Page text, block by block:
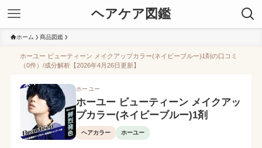
ヘアケア図鑑
ホーム 商品図鑑
ホーユー ビューティーン メイクアップカラー(ネイビーブルー)1剤の口コミ
（0件）/成分解析【2026年4月26日更新】
ホーユー
ホーユー ビューティーン メイクアッ
プカラー(ネイビーブルー)1剤
ヘアカラー ホーユー